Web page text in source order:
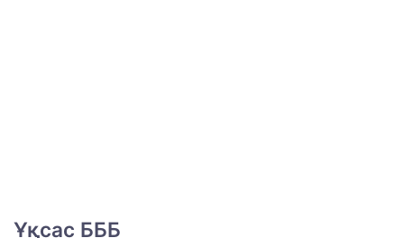
Ұқсас БББ